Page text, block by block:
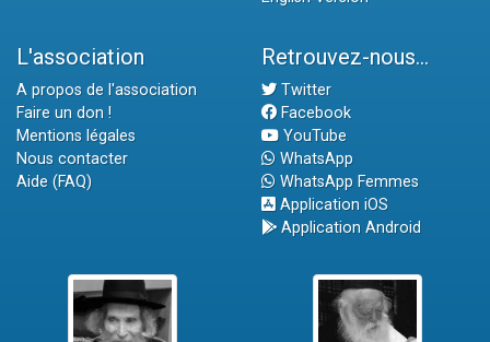
L'association
A propos de l'association
Faire un don !
Mentions légales
Nous contacter
Aide (FAQ)
Retrouvez-nous...
Twitter
Facebook
YouTube
WhatsApp
WhatsApp Femmes
Application iOS
Application Android